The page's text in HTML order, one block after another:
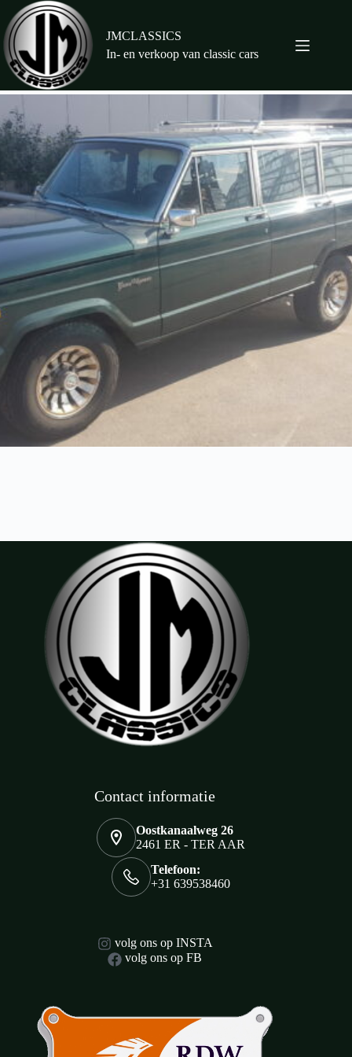
naar
de
inhoud
JMCLASSICS
In- en verkoop van classic cars
Contact informatie
Oostkanaalweg 26
2461 ER - TER AAR
Telefoon:
+31 639538460
volg ons op INSTA
volg ons op FB